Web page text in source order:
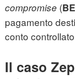
compromise (
pagamento
conto
Il caso